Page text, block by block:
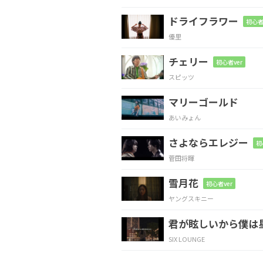
Am
bad kawa
Em7
ii ye
だって飽きたでしょ
Am
メイクじゃ隠せ
Em7
ない正
Dm7
トキメキ散弾銃
ドライフラワー 初心
優里
チェリー 初心者ver
スピッツ
マリーゴールド
あいみょん
さよならエレジー
菅田将暉
雪月花 初心者ver
ヤングスキニー
君が眩しいから僕は
SIX LOUNGE